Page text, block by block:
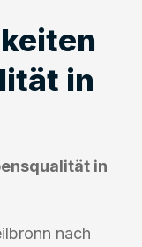
in
in
nach